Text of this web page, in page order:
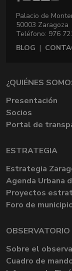
Palacio de
50003 Zaragoza
Teléfono: 976
BLOG |
¿QUIÉNES
Presentación
Socios
Portal de
ESTRATEGIA
Estrategia
Agenda Urbana
Proyectos
Foro de
Sobre el
Cuadro de